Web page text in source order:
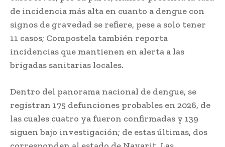
de incidencia más alta en cuanto a dengue con
signos de gravedad se refiere, pese a solo tener
11 casos; Compostela también reporta
incidencias que mantienen en alerta a las
brigadas sanitarias locales.
Dentro del panorama nacional de dengue, se
registran 175 defunciones probables en 2026, de
las cuales cuatro ya fueron confirmadas y 139
siguen bajo investigación; de estas últimas, dos